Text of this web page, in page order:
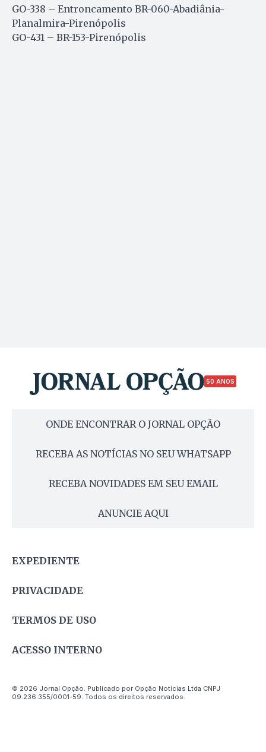
GO-338 – Entroncamento BR-060-Abadiânia-
Planalmira-Pirenópolis
GO-431 – BR-153-Pirenópolis
50 ANOS
ONDE ENCONTRAR O JORNAL OPÇÃO
RECEBA AS NOTÍCIAS NO SEU WHATSAPP
RECEBA NOVIDADES EM SEU EMAIL
ANUNCIE AQUI
EXPEDIENTE
PRIVACIDADE
TERMOS DE USO
ACESSO INTERNO
© 2026 Jornal Opção. Publicado por Opção Notícias Ltda CNPJ
09.236.355/0001-59. Todos os direitos reservados.